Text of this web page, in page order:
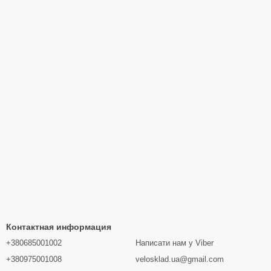
Контактная информация
+380685001002
+380975001008
Написати нам у Viber
velosklad.ua@gmail.com